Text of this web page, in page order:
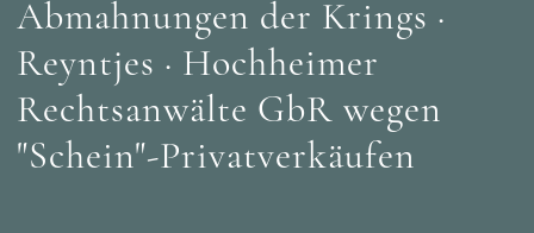
Abmahnungen der Krings ·
Reyntjes · Hochheimer
Rechtsanwälte GbR wegen
"Schein"-Privatverkäufen